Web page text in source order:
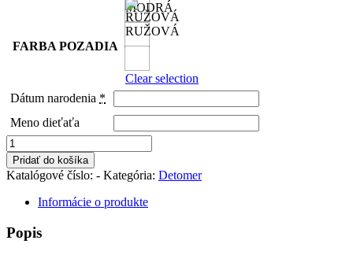
MODRÁ
RUŽOVÁ
FARBA POZADIA
Clear selection
Dátum narodenia *
Meno dieťaťa
množstvo
DEŤOmer
-
miniMESTO
Pridať do košíka
Katalógové číslo: - Kategória: Detomer
Informácie o produkte
Popis